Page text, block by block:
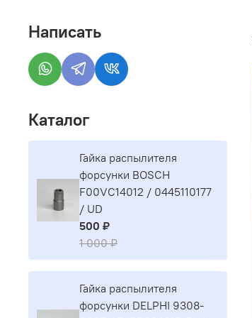
Написать
Каталог
Гайка распылителя
форсунки BOSCH
F00VC14012 / 0445110177
/ UD
500 ₽
1 000 ₽
Гайка распылителя
форсунки DELPHI 9308-